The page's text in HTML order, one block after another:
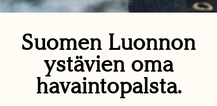
Suomen Luonnon
ystävien oma
havaintopalsta.